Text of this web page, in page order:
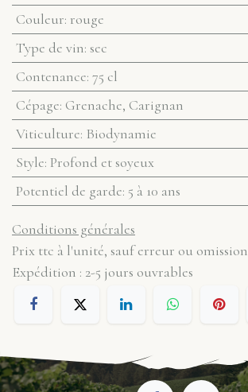
Couleur: rouge
Type de vin: sec
Contenance: 75 cl
Cépage: Grenache, Carignan
Viticulture: Biodynamie
Style: Profond et soyeux
Potentiel de garde: 5 à 10 ans
Conditions générales
Prix ttc à l'unité, sauf erreur ou omission
Expédition : 2-5 jours ouvrables